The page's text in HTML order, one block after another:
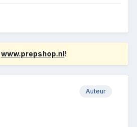
www.prepshop.nl!
Auteur